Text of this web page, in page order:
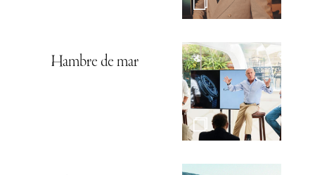
Hambre de mar